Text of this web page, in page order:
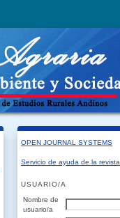
OPEN JOURNAL SYSTEMS
Servicio de ayuda de la revista
USUARIO/A
Nombre de
usuario/a